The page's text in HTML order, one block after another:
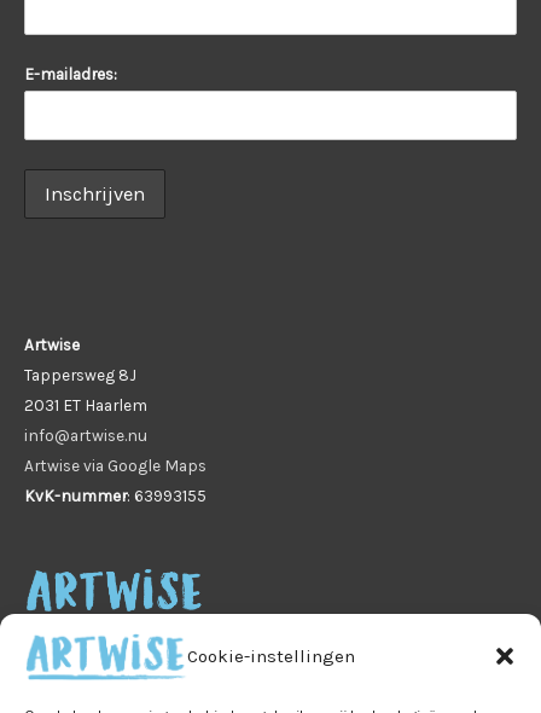
Cookie-instellingen
E-mailadres:
Artwise
Tappersweg 8J
2031 ET Haarlem
info@artwise.nu
Artwise via Google Maps
KvK-nummer: 63993155